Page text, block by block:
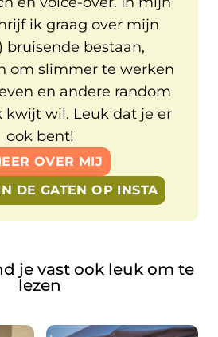
ik graag over mijn
bruisende bestaan,
om slimmer te werken
en andere random
kwijt wil. Leuk dat je er
ook bent!
OVER MIJ
DE GATEN OP INSTA
je vast ook leuk om te
lezen